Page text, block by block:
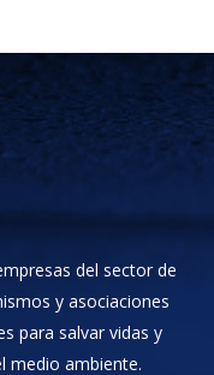
del sector de
y asociaciones
para salvar vidas y
medio ambiente.